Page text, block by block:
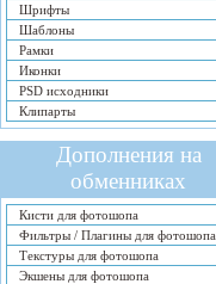
Шрифты
Шаблоны
Рамки
Иконки
PSD исходники
Клипарты
Дополнения на
обменниках
Кисти для фотошопа
Фильтры / Плагины для фотошопа
Текстуры для фотошопа
Экшены для фотошопа